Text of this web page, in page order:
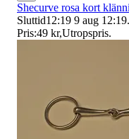
Shecurve rosa kort
Sluttid12:19 9 aug 12:19.
Pris:49 kr,Utropspris.